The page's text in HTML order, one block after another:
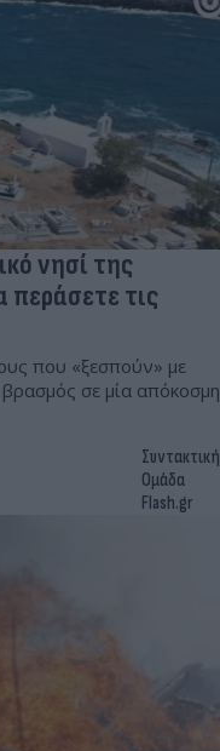
νησί της
περάσετε τις
που «ξεσπούν» με
σε μία απόκοσμη
Συντακτική
Ομάδα
Flash.gr